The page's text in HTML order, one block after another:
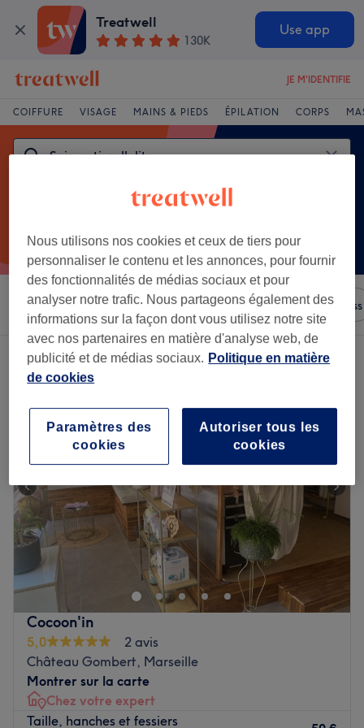
Treatwell
130K
Use app
JE M'IDENTIFIE
COIFFURE VISAGE MAINS & PIEDS ÉPILATION CORPS
Trier par N'importe quel prix Salons Offres Express
Un établissement offrant:
soin anti-cellulite près de Saint-Mitre, Marseille
Cocoon'in
5,0
2 avis
Château Gombert, Marseille
Montrer sur la carte
Chez votre expert
Taille, hanches et fessiers
Nous utilisons nos cookies et ceux de tiers pour
personnaliser le contenu et les annonces, pour fournir
des fonctionnalités de médias sociaux et pour
analyser notre trafic. Nous partageons également des
informations sur la façon dont vous utilisez notre site
avec nos partenaires en matière d'analyse web, de
publicité et de médias sociaux. Politique en matière
de cookies
Autoriser tous les
cookies
Paramètres des
cookies